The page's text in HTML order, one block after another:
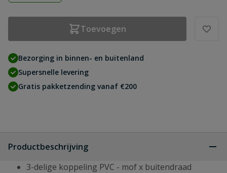
Toevoegen
Bezorging in binnen- en buitenland
Supersnelle levering
Gratis pakketzending vanaf €200
Productbeschrijving
3-delige koppeling PVC - mof x buitendraad